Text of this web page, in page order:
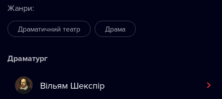
Жанри:
Драматичний театр Драма
Драматург
Вільям Шекспір